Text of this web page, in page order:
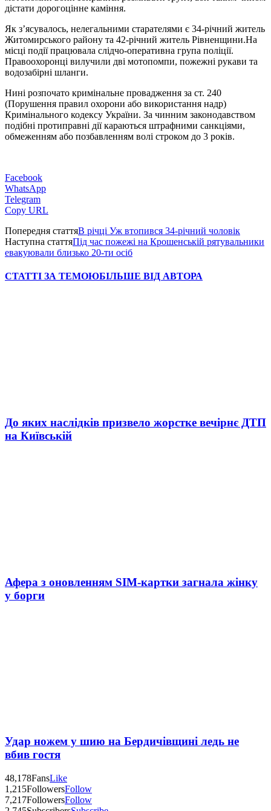
дістати дорогоцінне каміння.
Як з’ясувалось, нелегальними старателями є 34-річний житель
Житомирського району та 42-річний житель Рівненщини.На
місці події працювала слідчо-оперативна група поліції.
Правоохоронці вилучили дві мотопомпи, пожежні рукави та
водозабірні шланги.
Нині розпочато кримінальне провадження за ст. 240
(Порушення правил охорони або використання надр)
Кримінального кодексу України. За чинним законодавством
подібні протиправні дії караються штрафними санкціями,
обмеженням або позбавленням волі строком до 3 років.
Facebook
WhatsApp
Telegram
Copy URL
Попередня статтяВ річці Уж втопився 34-річний чоловік
Наступна статтяПід час пожежі на Крошенській рятувальники
евакуювали близько 20-ти осіб
СТАТТІ ЗА ТЕМОЮБІЛЬШЕ ВІД АВТОРА
До яких наслідків призвело жорстке вечірнє ДТП
на Київській
Афера з оновленням SIM-картки загнала жінку
у борги
Удар ножем у шию на Бердичівщині ледь не
вбив гостя
48,178FansLike
1,215FollowersFollow
7,217FollowersFollow